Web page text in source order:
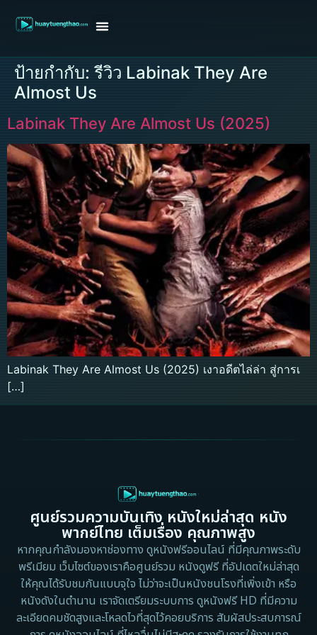
ป้ายกำกับ: รีวิว Labinak They Are
Almost Us
Labinak They Are Almost Us (2025)
Labinak They Are Almost Us (2025) เงาอดีตไล่ล่า สู่การเ
[…]
ศูนย์รวมความบันเทิง หนังใหม่ล่าสุด หนัง
พากย์ไทย เต็มเรื่อง คุณภาพสูง
หากคุณกำลังมองหาช่องทาง ดูหนังฟรีออนไลน์ ที่มีคุณภาพระดับ
พรีเมียม เว็บไซต์ของเราคือศูนย์รวม หนังดูฟรี ที่อัปเดตใหม่ล่าสุด
ให้คุณได้รับชมกันแบบจุใจ ไม่ว่าจะเป็นหนังชนโรงที่เพิ่งเข้า หรือ
หนังดังในตำนาน เราจัดเตรียมระบบการ ดูหนังฟรี HD ที่มีความ
ละเอียดคมชัดสูงและโหลดไวที่สุดไว้คอยบริการ สัมผัสประสบการณ์